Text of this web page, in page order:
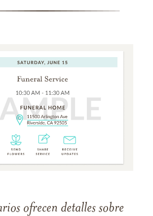
ofrecen detalles sobre